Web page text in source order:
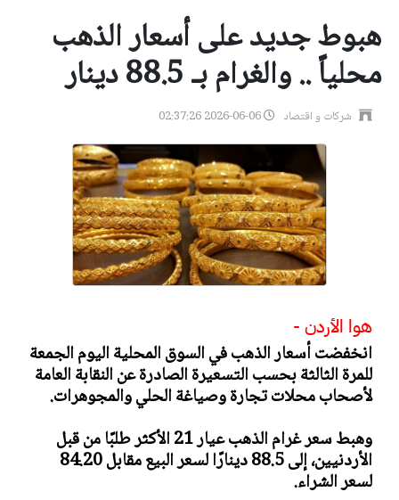
هبوط جديد على أسعار الذهب
محلياً .. والغرام بـ 88.5 دينار
شركات و اقتصاد
هوا الأردن -
انخفضت أسعار الذهب في السوق المحلية اليوم الجمعة
للمرة الثالثة بحسب التسعيرة الصادرة عن النقابة العامة
لأصحاب محلات تجارة وصياغة الحلي والمجوهرات.
وهبط سعر غرام الذهب عيار 21 الأكثر طلبًا من قبل
الأردنيين، إلى 88.5 دينارًا لسعر البيع مقابل 84.20
لسعر الشراء.